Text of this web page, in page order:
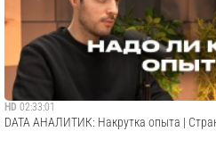
HD 02:33:01
DATA АНАЛИТИК: Накрутка опыта |